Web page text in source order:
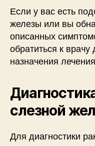
Если у вас есть
железы или вы
описанных
обратиться к
назначения
слезной
Для диагностики